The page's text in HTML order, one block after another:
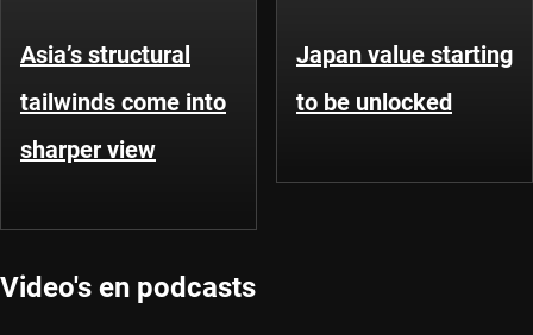
Asia’s structural
tailwinds come into
sharper view
Japan value starting
to be unlocked
Video's en podcasts